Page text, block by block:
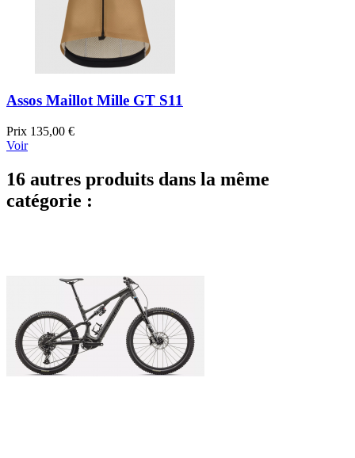
Assos Maillot Mille GT S11
Prix 135,00 €
Voir
16 autres produits dans la même
catégorie :